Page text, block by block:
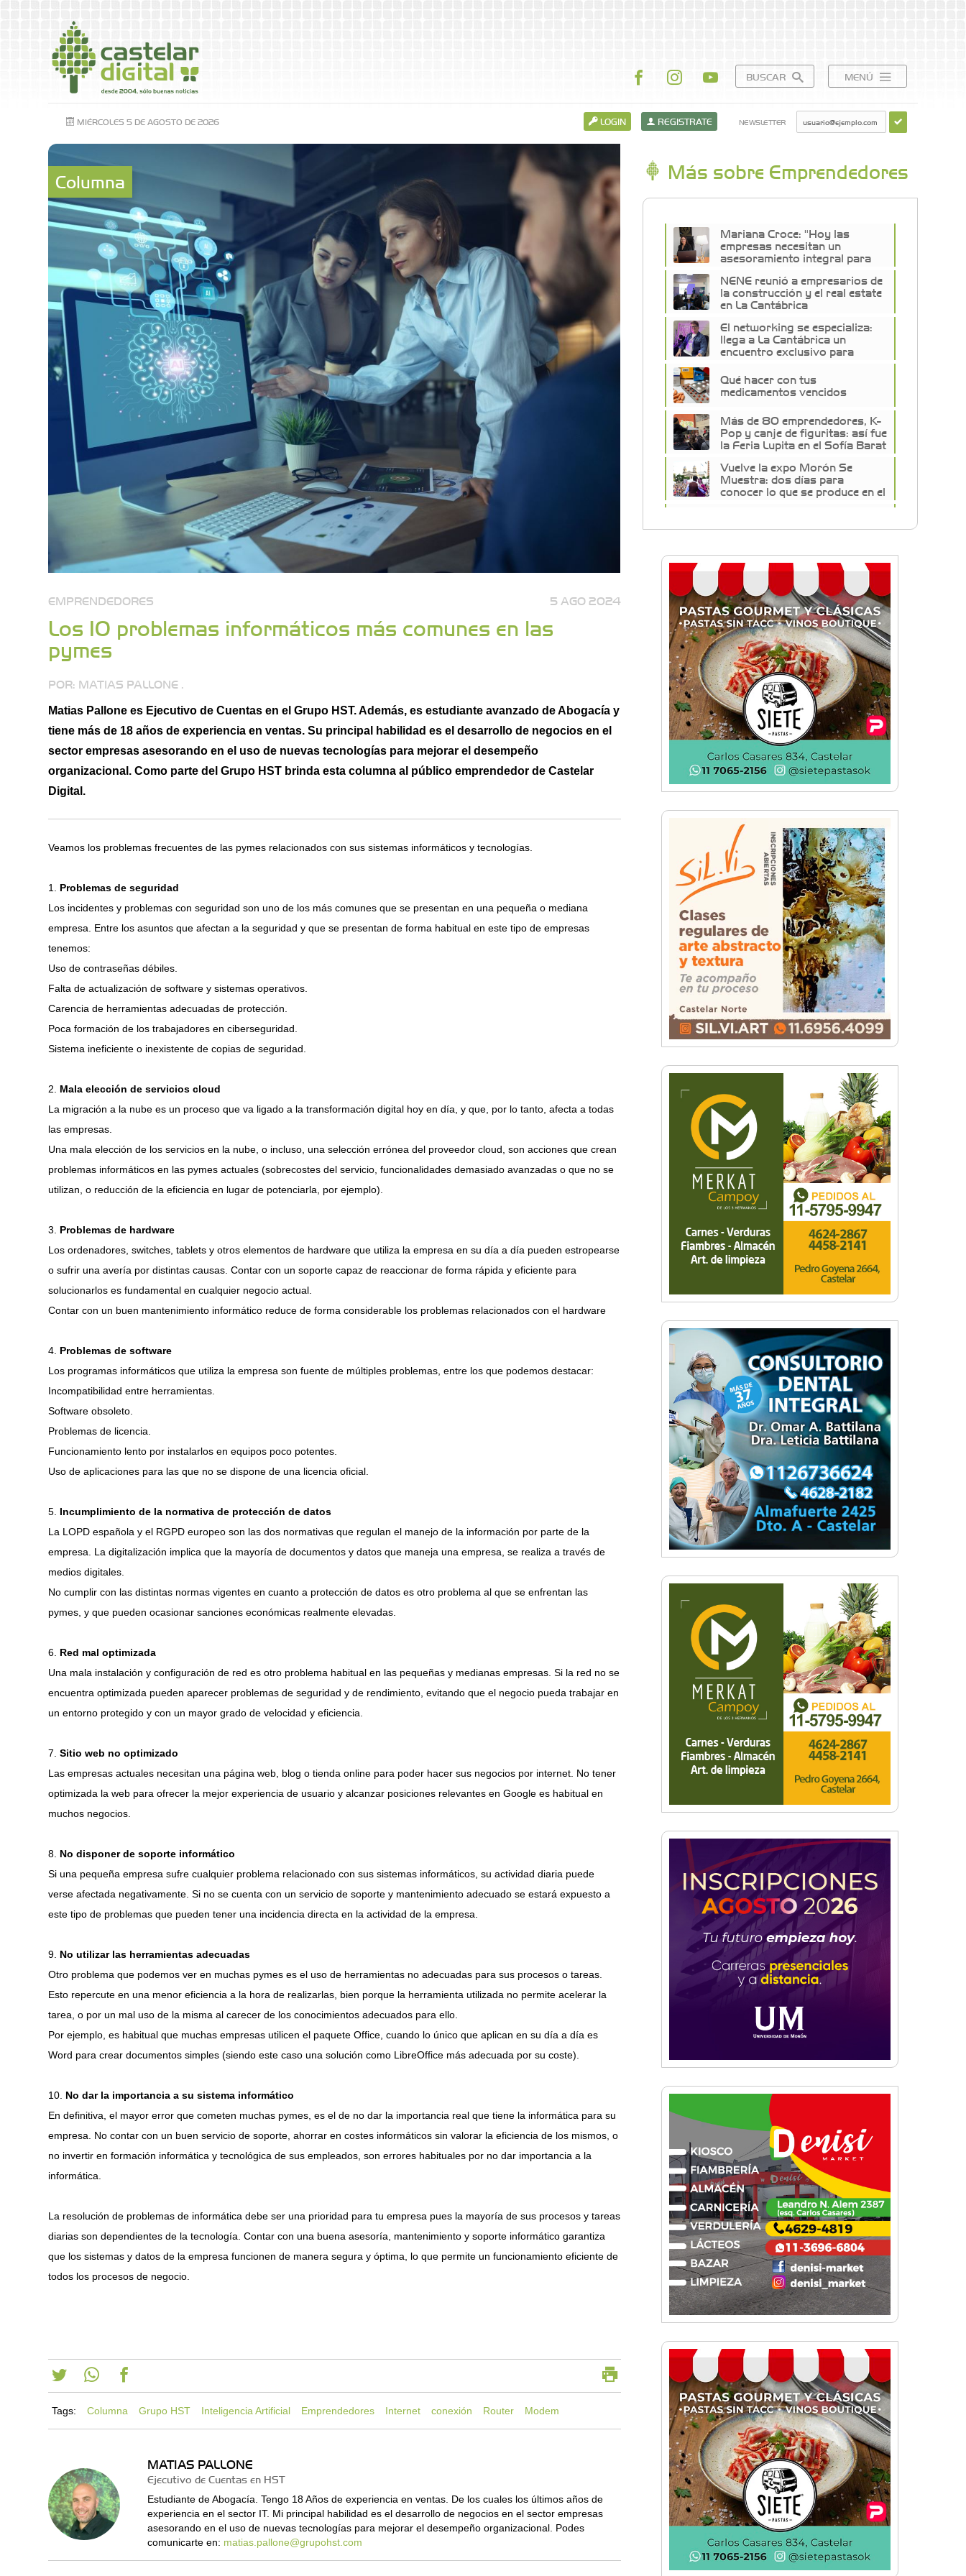
BUSCAR MENÚ
MIÉRCOLES 5 DE AGOSTO DE 2026 LOGIN REGISTRATE NEWSLETTER
Columna
EMPRENDEDORES 5 AGO 2024
Los 10 problemas informáticos más comunes en las
pymes
POR: MATIAS PALLONE .
Matias Pallone es Ejecutivo de Cuentas en el Grupo HST. Además, es estudiante avanzado de Abogacía y
tiene más de 18 años de experiencia en ventas. Su principal habilidad es el desarrollo de negocios en el
sector empresas asesorando en el uso de nuevas tecnologías para mejorar el desempeño
organizacional. Como parte del Grupo HST brinda esta columna al público emprendedor de Castelar
Digital.
Veamos los problemas frecuentes de las pymes relacionados con sus sistemas informáticos y tecnologías.
1. Problemas de seguridad
Los incidentes y problemas con seguridad son uno de los más comunes que se presentan en una pequeña o mediana
empresa. Entre los asuntos que afectan a la seguridad y que se presentan de forma habitual en este tipo de empresas
tenemos:
Uso de contraseñas débiles.
Falta de actualización de software y sistemas operativos.
Carencia de herramientas adecuadas de protección.
Poca formación de los trabajadores en ciberseguridad.
Sistema ineficiente o inexistente de copias de seguridad.
2. Mala elección de servicios cloud
La migración a la nube es un proceso que va ligado a la transformación digital hoy en día, y que, por lo tanto, afecta a todas
las empresas.
Una mala elección de los servicios en la nube, o incluso, una selección errónea del proveedor cloud, son acciones que crean
problemas informáticos en las pymes actuales (sobrecostes del servicio, funcionalidades demasiado avanzadas o que no se
utilizan, o reducción de la eficiencia en lugar de potenciarla, por ejemplo).
3. Problemas de hardware
Los ordenadores, switches, tablets y otros elementos de hardware que utiliza la empresa en su día a día pueden estropearse
o sufrir una avería por distintas causas. Contar con un soporte capaz de reaccionar de forma rápida y eficiente para
solucionarlos es fundamental en cualquier negocio actual.
Contar con un buen mantenimiento informático reduce de forma considerable los problemas relacionados con el hardware
4. Problemas de software
Los programas informáticos que utiliza la empresa son fuente de múltiples problemas, entre los que podemos destacar:
Incompatibilidad entre herramientas.
Software obsoleto.
Problemas de licencia.
Funcionamiento lento por instalarlos en equipos poco potentes.
Uso de aplicaciones para las que no se dispone de una licencia oficial.
5. Incumplimiento de la normativa de protección de datos
La LOPD española y el RGPD europeo son las dos normativas que regulan el manejo de la información por parte de la
empresa. La digitalización implica que la mayoría de documentos y datos que maneja una empresa, se realiza a través de
medios digitales.
No cumplir con las distintas normas vigentes en cuanto a protección de datos es otro problema al que se enfrentan las
pymes, y que pueden ocasionar sanciones económicas realmente elevadas.
6. Red mal optimizada
Una mala instalación y configuración de red es otro problema habitual en las pequeñas y medianas empresas. Si la red no se
encuentra optimizada pueden aparecer problemas de seguridad y de rendimiento, evitando que el negocio pueda trabajar en
un entorno protegido y con un mayor grado de velocidad y eficiencia.
7.Sitio web no optimizado
Las empresas actuales necesitan una página web, blog o tienda online para poder hacer sus negocios por internet. No tener
optimizada la web para ofrecer la mejor experiencia de usuario y alcanzar posiciones relevantes en Google es habitual en
muchos negocios.
8. No disponer de soporte informático
Si una pequeña empresa sufre cualquier problema relacionado con sus sistemas informáticos, su actividad diaria puede
verse afectada negativamente. Si no se cuenta con un servicio de soporte y mantenimiento adecuado se estará expuesto a
este tipo de problemas que pueden tener una incidencia directa en la actividad de la empresa.
9. No utilizar las herramientas adecuadas
Otro problema que podemos ver en muchas pymes es el uso de herramientas no adecuadas para sus procesos o tareas.
Esto repercute en una menor eficiencia a la hora de realizarlas, bien porque la herramienta utilizada no permite acelerar la
tarea, o por un mal uso de la misma al carecer de los conocimientos adecuados para ello.
Por ejemplo, es habitual que muchas empresas utilicen el paquete Office, cuando lo único que aplican en su día a día es
Word para crear documentos simples (siendo este caso una solución como LibreOffice más adecuada por su coste).
10. No dar la importancia a su sistema informático
En definitiva, el mayor error que cometen muchas pymes, es el de no dar la importancia real que tiene la informática para su
empresa. No contar con un buen servicio de soporte, ahorrar en costes informáticos sin valorar la eficiencia de los mismos, o
no invertir en formación informática y tecnológica de sus empleados, son errores habituales por no dar importancia a la
informática.
La resolución de problemas de informática debe ser una prioridad para tu empresa pues la mayoría de sus procesos y tareas
diarias son dependientes de la tecnología. Contar con una buena asesoría, mantenimiento y soporte informático garantiza
que los sistemas y datos de la empresa funcionen de manera segura y óptima, lo que permite un funcionamiento eficiente de
todos los procesos de negocio.
Tags: Columna Grupo HST Inteligencia Artificial Emprendedores Internet conexión Router Modem
MATIAS PALLONE
Ejecutivo de Cuentas en HST
Estudiante de Abogacía. Tengo 18 Años de experiencia en ventas. De los cuales los últimos años de
experiencia en el sector IT. Mi principal habilidad es el desarrollo de negocios en el sector empresas
asesorando en el uso de nuevas tecnologías para mejorar el desempeño organizacional. Podes
comunicarte en: matias.pallone@grupohst.com
Más sobre Emprendedores
Mariana Croce: "Hoy las
empresas necesitan un
asesoramiento integral para
NENE reunió a empresarios de
la construcción y el real estate
en La Cantábrica
El networking se especializa:
llega a La Cantábrica un
encuentro exclusivo para
Qué hacer con tus
medicamentos vencidos
Más de 80 emprendedores, K-
Pop y canje de figuritas: así fue
la Feria Lupita en el Sofía Barat
Vuelve la expo Morón Se
Muestra: dos días para
conocer lo que se produce en el
Venezolano: Tequeños, la
Build With AI: Google
Developer Groups Castelar
llevó charlas de IA a BYTEC
Lunettes de vegetales y
corazón de mozzarella: El paso
a paso para una pasta de autor
Una organización en
expansión: Pamela Álvarez y
su enfoque integral en seguros
La mejor berenjena en
escabeche está en la Zona
Oeste
Viva Fest llenó la plaza San
Martín de Haedo con música,
feria y familias